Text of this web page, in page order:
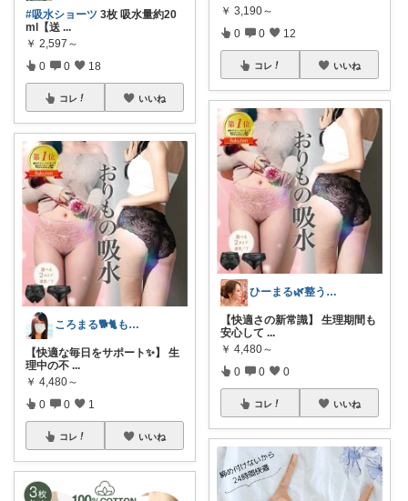
#吸水ショーツ 3枚 吸水量約20
ml【送 ...
￥ 2,597～
0 0 18
コレ いいね
ころまる🐕🐈もふもふ愛好家💓
【快適な毎日をサポート✨】 生
理中の不 ...
￥ 4,480～
0 0 1
コレ いいね
￥ 3,190～
0 0 12
コレ いいね
ひーまる🌿整う暮らしと成分美容
【快適さの新常識】 生理期間も
安心して ...
￥ 4,480～
0 0 0
コレ いいね